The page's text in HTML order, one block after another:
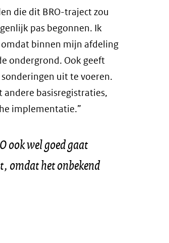
die dit BRO-traject zou
pas begonnen. Ik
binnen mijn afdeling
ondergrond. Ook geeft
uit te voeren.
basisregistraties,
implementatie.”
ook wel goed gaat
omdat het onbekend